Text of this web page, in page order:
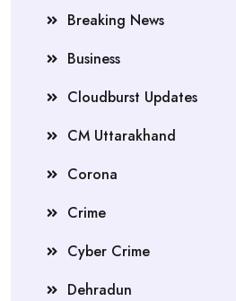
Breaking News
Business
Cloudburst Updates
CM Uttarakhand
Corona
Crime
Cyber Crime
Dehradun